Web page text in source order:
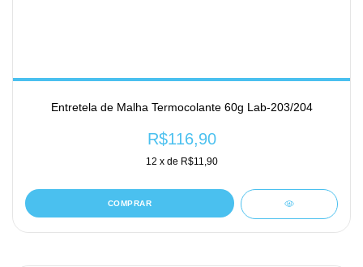
Entretela de Malha Termocolante 60g Lab-203/204
R$116,90
12 x de R$11,90
COMPRAR